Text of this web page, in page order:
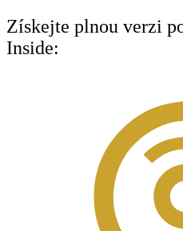
Získejte plnou verzi
Inside: